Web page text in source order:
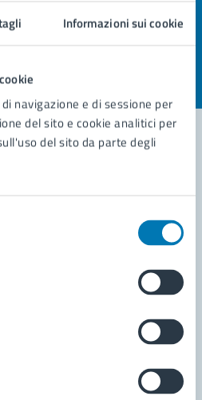
Informazioni sui cookie
navigazione e di sessione per
del sito e cookie analitici per
del sito da parte degli
su 5
su 5
5